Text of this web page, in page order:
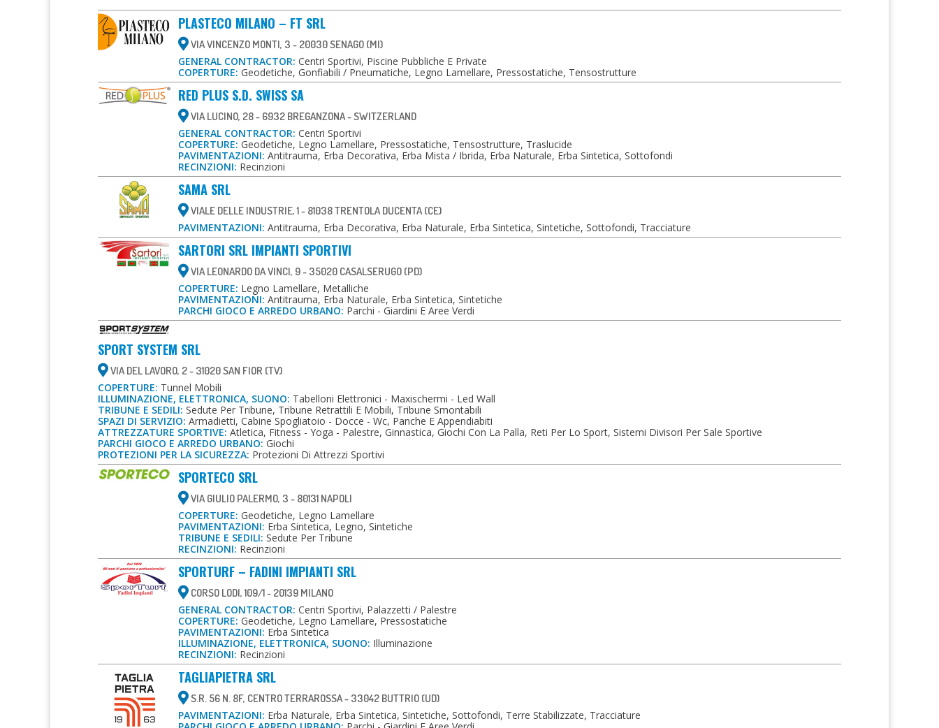
PLASTECO MILANO – FT SRL
VIA VINCENZO MONTI, 3 - 20030 SENAGO (MI)
GENERAL CONTRACTOR: Centri Sportivi, Piscine Pubbliche E Private
COPERTURE: Geodetiche, Gonfiabili / Pneumatiche, Legno Lamellare, Pressostatiche, Tensostrutture
RED PLUS S.D. SWISS SA
VIA LUCINO, 28 - 6932 BREGANZONA - SWITZERLAND
GENERAL CONTRACTOR: Centri Sportivi
COPERTURE: Geodetiche, Legno Lamellare, Pressostatiche, Tensostrutture, Traslucide
PAVIMENTAZIONI: Antitrauma, Erba Decorativa, Erba Mista / Ibrida, Erba Naturale, Erba Sintetica, Sottofondi
RECINZIONI: Recinzioni
SAMA SRL
VIALE DELLE INDUSTRIE, 1 - 81038 TRENTOLA DUCENTA (CE)
PAVIMENTAZIONI: Antitrauma, Erba Decorativa, Erba Naturale, Erba Sintetica, Sintetiche, Sottofondi, Tracciature
SARTORI SRL IMPIANTI SPORTIVI
VIA LEONARDO DA VINCI, 9 - 35020 CASALSERUGO (PD)
COPERTURE: Legno Lamellare, Metalliche
PAVIMENTAZIONI: Antitrauma, Erba Naturale, Erba Sintetica, Sintetiche
PARCHI GIOCO E ARREDO URBANO: Parchi - Giardini E Aree Verdi
SPORT SYSTEM SRL
VIA DEL LAVORO, 2 - 31020 SAN FIOR (TV)
COPERTURE: Tunnel Mobili
ILLUMINAZIONE, ELETTRONICA, SUONO: Tabelloni Elettronici - Maxischermi - Led Wall
TRIBUNE E SEDILI: Sedute Per Tribune, Tribune Retrattili E Mobili, Tribune Smontabili
SPAZI DI SERVIZIO: Armadietti, Cabine Spogliatoio - Docce - Wc, Panche E Appendiabiti
ATTREZZATURE SPORTIVE: Atletica, Fitness - Yoga - Palestre, Ginnastica, Giochi Con La Palla, Reti Per Lo Sport, Sistemi Divisori Per Sale Sportive
PARCHI GIOCO E ARREDO URBANO: Giochi
PROTEZIONI PER LA SICUREZZA: Protezioni Di Attrezzi Sportivi
SPORTECO SRL
VIA GIULIO PALERMO, 3 - 80131 NAPOLI
COPERTURE: Geodetiche, Legno Lamellare
PAVIMENTAZIONI: Erba Sintetica, Legno, Sintetiche
TRIBUNE E SEDILI: Sedute Per Tribune
RECINZIONI: Recinzioni
SPORTURF – FADINI IMPIANTI SRL
CORSO LODI, 109/1 - 20139 MILANO
GENERAL CONTRACTOR: Centri Sportivi, Palazzetti / Palestre
COPERTURE: Geodetiche, Legno Lamellare, Pressostatiche
PAVIMENTAZIONI: Erba Sintetica
ILLUMINAZIONE, ELETTRONICA, SUONO: Illuminazione
RECINZIONI: Recinzioni
TAGLIAPIETRA SRL
S.R. 56 N. 8F, CENTRO TERRAROSSA - 33042 BUTTRIO (UD)
PAVIMENTAZIONI: Erba Naturale, Erba Sintetica, Sintetiche, Sottofondi, Terre Stabilizzate, Tracciature